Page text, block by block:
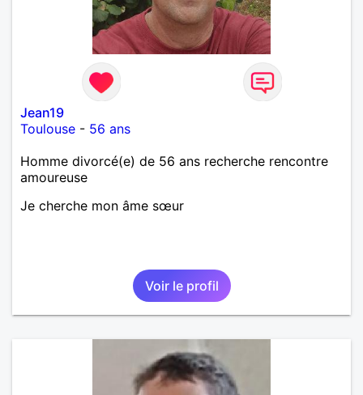
Jean19
Toulouse - 56 ans
Homme divorcé(e) de 56 ans recherche rencontre
amoureuse
Je cherche mon âme sœur
Voir le profil